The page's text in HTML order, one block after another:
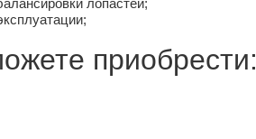
лопастей;
приобрести: